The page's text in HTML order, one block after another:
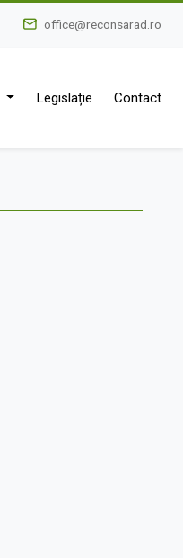
office@reconsarad.ro
Legislație Contact